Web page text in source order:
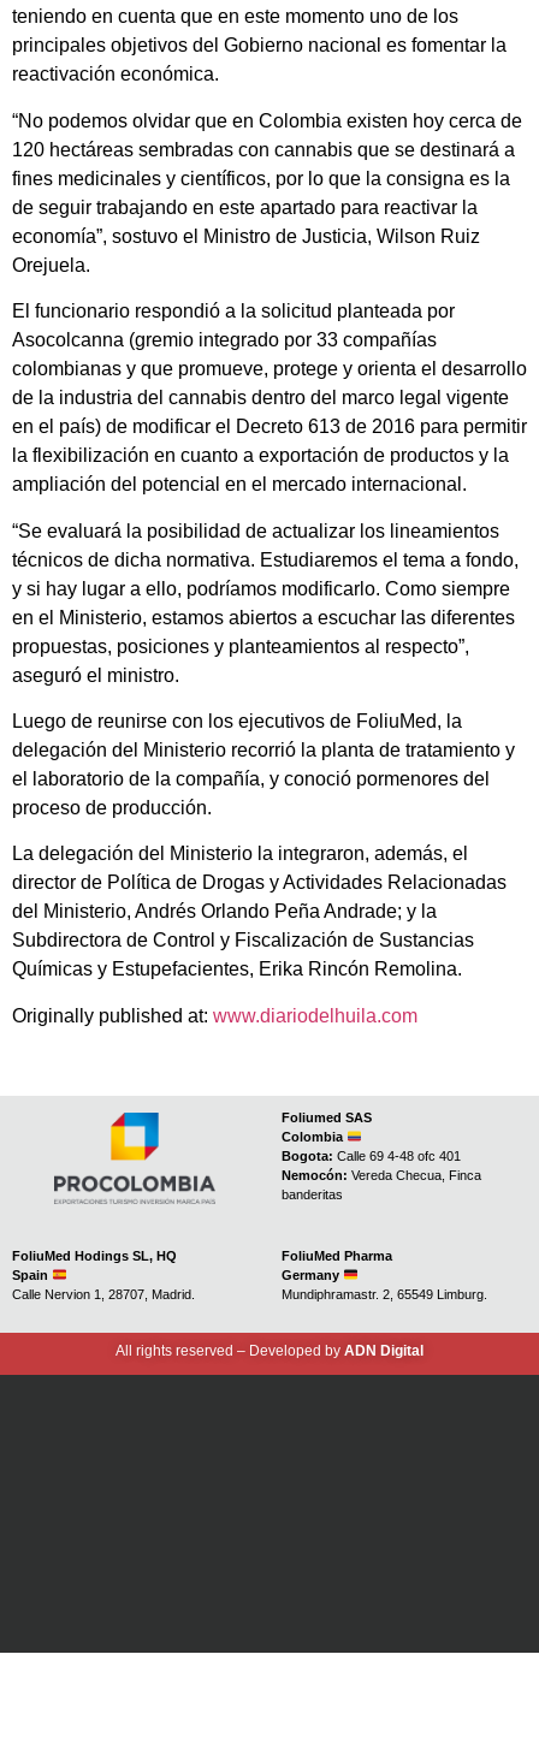
teniendo en cuenta que en este momento uno de los
principales objetivos del Gobierno nacional es fomentar la
reactivación económica.
“No podemos olvidar que en Colombia existen hoy cerca de
120 hectáreas sembradas con cannabis que se destinará a
fines medicinales y científicos, por lo que la consigna es la
de seguir trabajando en este apartado para reactivar la
economía”, sostuvo el Ministro de Justicia, Wilson Ruiz
Orejuela.
El funcionario respondió a la solicitud planteada por
Asocolcanna (gremio integrado por 33 compañías
colombianas y que promueve, protege y orienta el desarrollo
de la industria del cannabis dentro del marco legal vigente
en el país) de modificar el Decreto 613 de 2016 para permitir
la flexibilización en cuanto a exportación de productos y la
ampliación del potencial en el mercado internacional.
“Se evaluará la posibilidad de actualizar los lineamientos
técnicos de dicha normativa. Estudiaremos el tema a fondo,
y si hay lugar a ello, podríamos modificarlo. Como siempre
en el Ministerio, estamos abiertos a escuchar las diferentes
propuestas, posiciones y planteamientos al respecto”,
aseguró el ministro.
Luego de reunirse con los ejecutivos de FoliuMed, la
delegación del Ministerio recorrió la planta de tratamiento y
el laboratorio de la compañía, y conoció pormenores del
proceso de producción.
La delegación del Ministerio la integraron, además, el
director de Política de Drogas y Actividades Relacionadas
del Ministerio, Andrés Orlando Peña Andrade; y la
Subdirectora de Control y Fiscalización de Sustancias
Químicas y Estupefacientes, Erika Rincón Remolina.
Originally published at: www.diariodelhuila.com
Foliumed SAS
Colombia
Bogota: Calle 69 4-48 ofc 401
Nemocón: Vereda Checua, Finca
banderitas
FoliuMed Hodings SL, HQ
Spain
Calle Nervion 1, 28707, Madrid.
FoliuMed Pharma
Germany
Mundiphramastr. 2, 65549 Limburg.
All rights reserved – Developed by ADN Digital